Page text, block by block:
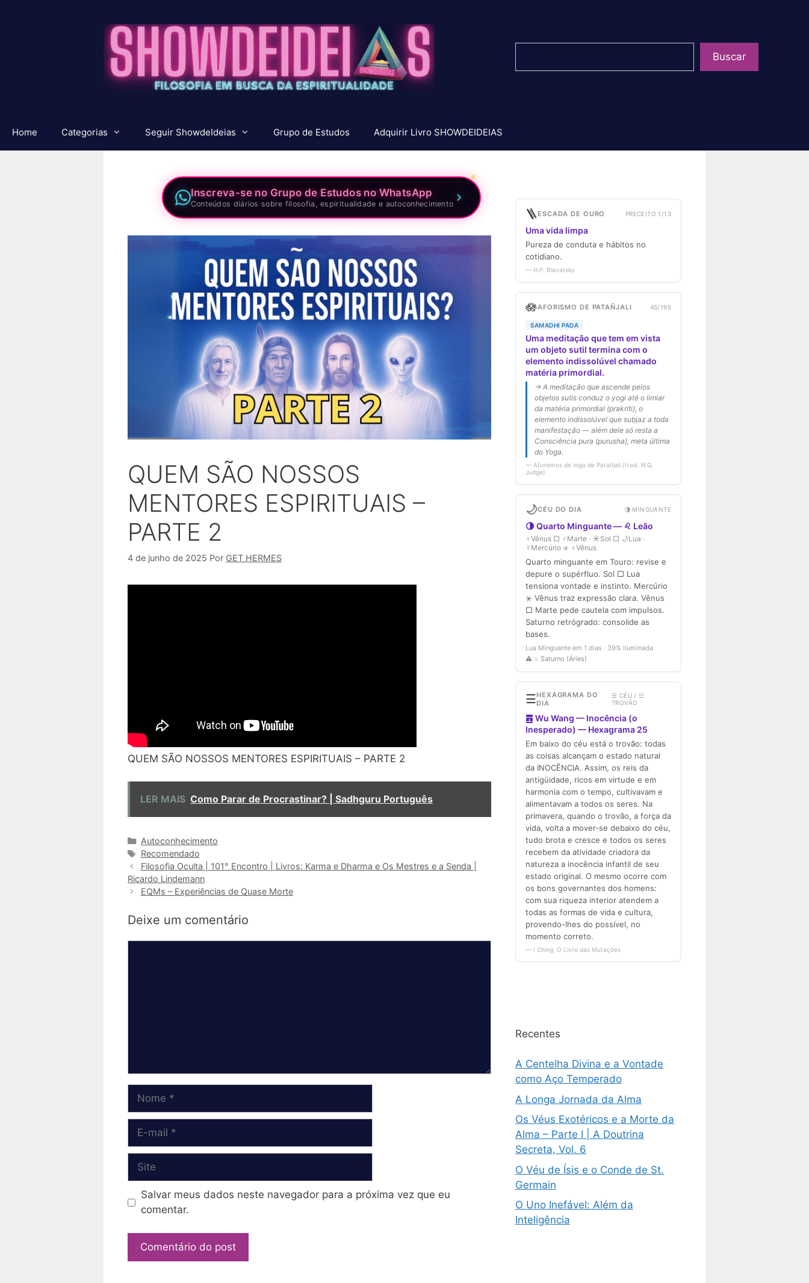
Buscar
Home Categorias Seguir ShowdeIdeias Grupo de Estudos Adquirir Livro SHOWDEIDEIAS
Inscreva-se no Grupo de Estudos no WhatsApp
Conteúdos diários sobre filosofia, espiritualidade e autoconhecimento
QUEM SÃO NOSSOS
MENTORES ESPIRITUAIS –
PARTE 2
4 de junho de 2025 Por GET HERMES
QUEM SÃO NOSSOS MENTORES ESPIRITUAIS – PARTE 2
LER MAIS Como Parar de Procrastinar? | Sadhguru Português
Categorias
Autoconhecimento
Tags
Recomendado
Filosofia Oculta | 101° Encontro | Livros: Karma e Dharma e Os Mestres e a Senda |
Ricardo Lindemann
EQMs – Experiências de Quase Morte
Deixe um comentário
Nome
Site
Salvar meus dados neste navegador para a próxima vez que eu
comentar.
Recentes
A Centelha Divina e a Vontade
como Aço Temperado
A Longa Jornada da Alma
Os Véus Exotéricos e a Morte da
Alma – Parte I | A Doutrina
Secreta, Vol. 6
O Véu de Ísis e o Conde de St.
Germain
O Uno Inefável: Além da
Inteligência